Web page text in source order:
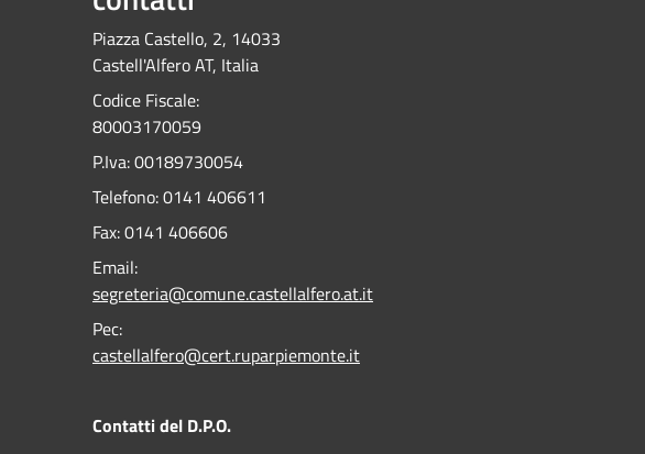
Piazza Castello, 2, 14033
Castell'Alfero AT, Italia
Codice Fiscale:
80003170059
P.Iva: 00189730054
Telefono:0141 406611
Fax:0141 406606
Email:
segreteria@comune.castellalfero.at.it
Pec:
castellalfero@cert.ruparpiemonte.it
Contatti del D.P.O.